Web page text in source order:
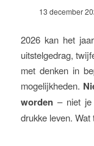
13 december
2026 kan het
uitstelgedrag,
met denken in
mogelijkheden.
worden– niet je
drukke leven. Wat